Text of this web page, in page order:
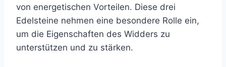
von energetischen Vorteilen. Diese drei
Edelsteine nehmen eine besondere Rolle ein,
um die Eigenschaften des Widders zu
unterstützen und zu stärken.